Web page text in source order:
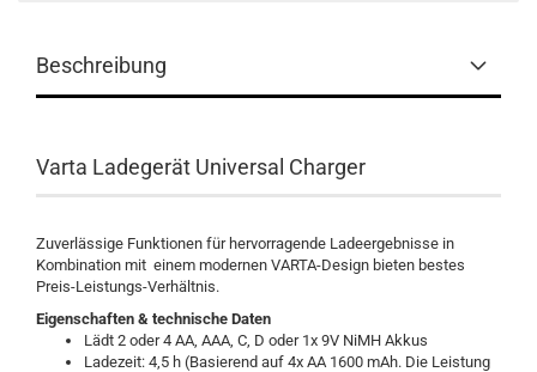
Beschreibung
Varta Ladegerät Universal Charger
Zuverlässige Funktionen für hervorragende Ladeergebnisse in
Kombination mit einem modernen VARTA-Design bieten bestes
Preis-Leistungs-Verhältnis.
Eigenschaften & technische Daten
Lädt 2 oder 4 AA, AAA, C, D oder 1x 9V NiMH Akkus
Ladezeit: 4,5 h (Basierend auf 4x AA 1600 mAh. Die Leistung